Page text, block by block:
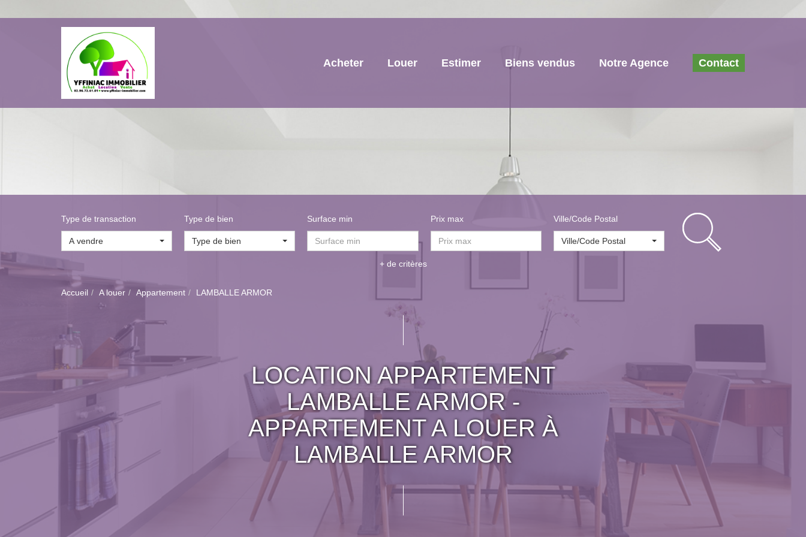
Acheter Louer Estimer Biens vendus Notre Agence Contact
Type de transaction
A vendre
Type de bien
Type de bien
Surface min Prix max Ville/Code Postal
Ville/Code Postal
+ de critères
Accueil A louer Appartement LAMBALLE ARMOR
LOCATION APPARTEMENT
LAMBALLE ARMOR -
APPARTEMENT A LOUER À
LAMBALLE ARMOR